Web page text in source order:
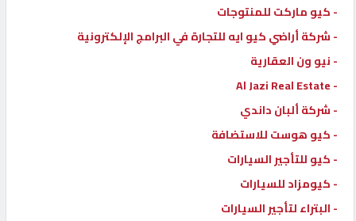
الدليل
القطري
QHOST
- كيو ماركت للمنتوجات
- شركة أراضي كيو ايه للتجارة في البرامج الإلكترونية
- نيو ون العقارية
- Al Jazi Real Estate
- شركة ألبان داندي
- كيو هوست للاستضافة
- كيو للتأجير السيارات
- كيومزاد للسيارات
- البتراء لتأجير السيارات